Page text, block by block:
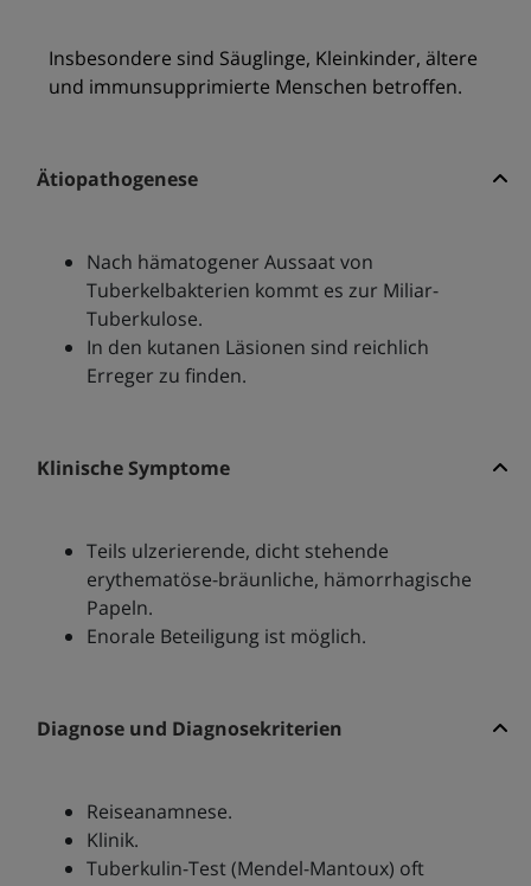
Insbesondere sind Säuglinge, Kleinkinder, ältere
und immunsupprimierte Menschen betroffen.
Ätiopathogenese
Nach hämatogener Aussaat von
Tuberkelbakterien kommt es zur Miliar-
Tuberkulose.
In den kutanen Läsionen sind reichlich
Erreger zu finden.
Klinische Symptome
Teils ulzerierende, dicht stehende
erythematöse-bräunliche, hämorrhagische
Papeln.
Enorale Beteiligung ist möglich.
Diagnose und Diagnosekriterien
Reiseanamnese.
Klinik.
Tuberkulin-Test (Mendel-Mantoux) oft